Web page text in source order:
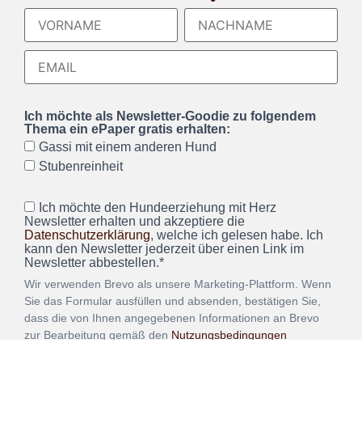
Ich möchte als Newsletter-Goodie zu folgendem
Thema ein ePaper gratis erhalten:
Gassi mit einem anderen Hund
Stubenreinheit
Ich möchte den Hundeerziehung mit Herz
Newsletter erhalten und akzeptiere die
Datenschutzerklärung, welche ich gelesen habe. Ich
kann den Newsletter jederzeit über einen Link im
Newsletter abbestellen.*
Wir verwenden Brevo als unsere Marketing-Plattform. Wenn
Sie das Formular ausfüllen und absenden, bestätigen Sie,
dass die von Ihnen angegebenen Informationen an Brevo
zur Bearbeitung gemäß den Nutzungsbedingungen